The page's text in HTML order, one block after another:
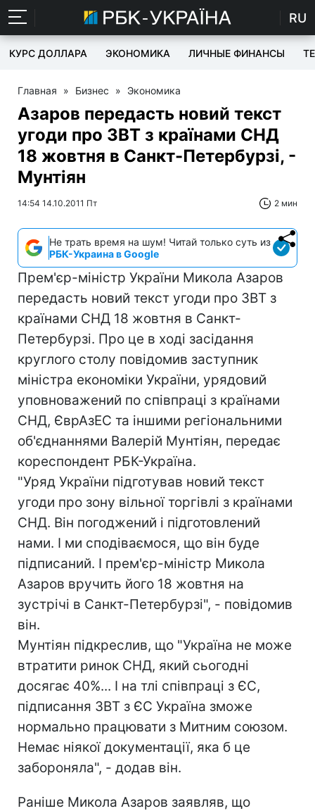
RU
КУРС ДОЛЛАРА ЭКОНОМИКА ЛИЧНЫЕ ФИНАНСЫ
Главная » Бизнес » Экономика
Азаров передасть новий текст
угоди про ЗВТ з країнами СНД
18 жовтня в Санкт-Петербурзі, -
Мунтіян
14:54 14.10.2011 Пт 2 мин
Не трать время на шум! Читай только суть из
РБК-Украина в Google
Прем'єр-міністр України Микола Азаров
передасть новий текст угоди про ЗВТ з
країнами СНД 18 жовтня в Санкт-
Петербурзі. Про це в ході засідання
круглого столу повідомив заступник
міністра економіки України, урядовий
уповноважений по співпраці з країнами
СНД, ЄврАзЕС та іншими регіональними
об'єднаннями Валерій Мунтіян, передає
кореспондент РБК-Україна.
"Уряд України підготував новий текст
угоди про зону вільної торгівлі з країнами
СНД. Він погоджений і підготовлений
нами. І ми сподіваємося, що він буде
підписаний. І прем'єр-міністр Микола
Азаров вручить його 18 жовтня на
зустрічі в Санкт-Петербурзі", - повідомив
він.
Мунтіян підкреслив, що "Україна не може
втратити ринок СНД, який сьогодні
досягає 40%... І на тлі співпраці з ЄС,
підписання ЗВТ з ЄС Україна зможе
нормально працювати з Митним союзом.
Немає ніякої документації, яка б це
забороняла", - додав він.
Раніше Микола Азаров заявляв, що